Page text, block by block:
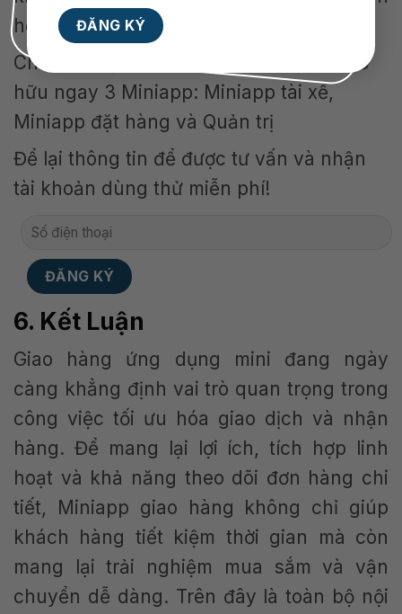
họ ở lại.
Chỉ từ 3 triệu đồng, doanh nghiệp đã sở
hữu ngay 3 Miniapp: Miniapp tài xế,
Miniapp đặt hàng và Quản trị
Để lại thông tin để được tư vấn và nhận
tài khoản dùng thử miễn phí!
6. Kết Luận
Giao hàng ứng dụng mini đang ngày
càng khẳng định vai trò quan trọng trong
công việc tối ưu hóa giao dịch và nhận
hàng. Để mang lại lợi ích, tích hợp linh
hoạt và khả năng theo dõi đơn hàng chi
tiết, Miniapp giao hàng không chỉ giúp
khách hàng tiết kiệm thời gian mà còn
mang lại trải nghiệm mua sắm và vận
chuyển dễ dàng. Trên đây là toàn bộ nội